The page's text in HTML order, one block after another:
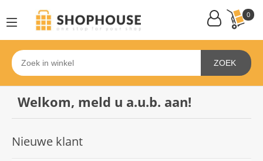
0
ZOEK
Welkom, meld u a.u.b. aan!
Nieuwe klant